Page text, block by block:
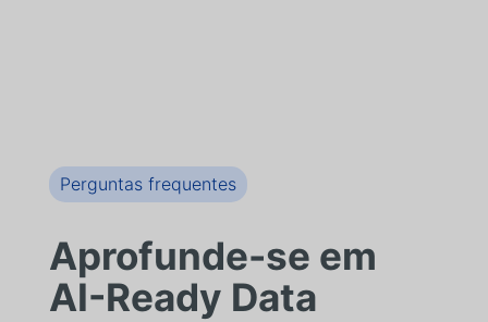
Perguntas frequentes
Aprofunde-se em
AI-Ready Data